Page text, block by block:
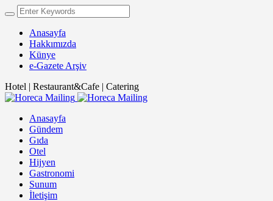
Anasayfa
Hakkımızda
Künye
e-Gazete Arşiv
Hotel | Restaurant&Cafe | Catering
Anasayfa
Gündem
Gıda
Otel
Hijyen
Gastronomi
Sunum
İletişim